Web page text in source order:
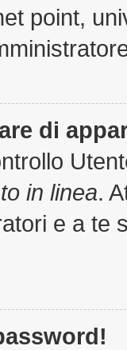
point,
di
in linea.
e a te